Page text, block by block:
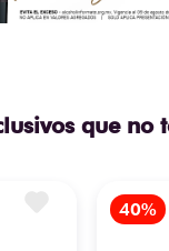
que no